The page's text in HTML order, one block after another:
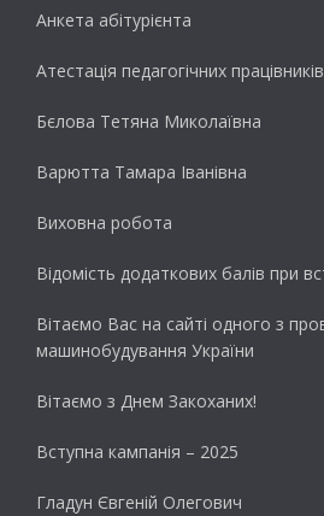
Анкета абітурієнта
Атестація педагогічних працівників
Бєлова Тетяна Миколаївна
Варютта Тамара Іванівна
Виховна робота
Відомість додаткових балів при
Вітаємо Вас на сайті одного з
машинобудування України
Вітаємо з Днем Закоханих!
Вступна кампанія – 2025
Гладун Євгеній Олегович